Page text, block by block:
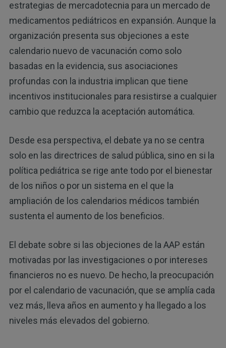
estrategias de mercadotecnia para un mercado de
medicamentos pediátricos en expansión. Aunque la
organización presenta sus objeciones a este
calendario nuevo de vacunación como solo
basadas en la evidencia, sus asociaciones
profundas con la industria implican que tiene
incentivos institucionales para resistirse a cualquier
cambio que reduzca la aceptación automática.
Desde esa perspectiva, el debate ya no se centra
solo en las directrices de salud pública, sino en si la
política pediátrica se rige ante todo por el bienestar
de los niños o por un sistema en el que la
ampliación de los calendarios médicos también
sustenta el aumento de los beneficios.
El debate sobre si las objeciones de la AAP están
motivadas por las investigaciones o por intereses
financieros no es nuevo. De hecho, la preocupación
por el calendario de vacunación, que se amplía cada
vez más, lleva años en aumento y ha llegado a los
niveles más elevados del gobierno.